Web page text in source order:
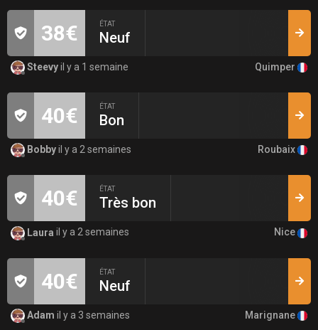
38€ ÉTAT
Neuf
Steevyil y a 1 semaine Quimper
40€ ÉTAT
Bon
Bobbyil y a 2 semaines Roubaix
40€ ÉTAT
Très bon
Laura il y a 2 semaines Nice
40€ ÉTAT
Neuf
Adam il y a 3 semaines Marignane